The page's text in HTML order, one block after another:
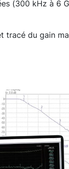
(300 kHz à 6
tracé du gain